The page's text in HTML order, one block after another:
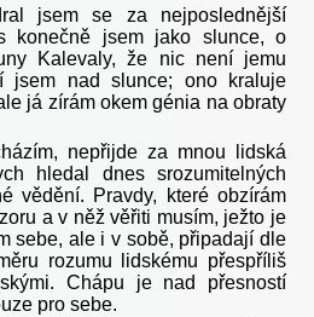
jsem se za nejposlednější
konečně jsem jako slunce, o
Kalevaly, že nic není jemu
jsem nad slunce; ono kraluje
já zírám okem génia na obraty
nepřijde za mnou lidská
hledal dnes srozumitelných
vědění. Pravdy, které obzírám
a v něž věřiti musím, ježto je
sebe, ale i v sobě, připadají dle
rozumu lidskému přespříliš
Chápu je nad přesností
pro sebe.